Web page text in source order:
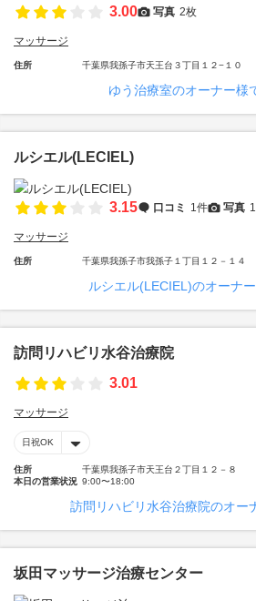
3.00 写真 2枚
マッサージ
住所 千葉県我孫子市天王台３丁目１２−１０
ゆう治療室のオーナー様
ルシエル(LECIEL)
3.15 口コミ 1件 写真
マッサージ
住所 千葉県我孫子市我孫子１丁目１２－１４
ルシエル(LECIEL)のオーナ
訪問リハビリ水谷治療院
3.01
マッサージ
日祝OK
住所
千葉県我孫子市天王台２丁目１２－８
本日の営業状況 9:00〜18:00
訪問リハビリ水谷治療院のオー
坂田マッサージ治療センター